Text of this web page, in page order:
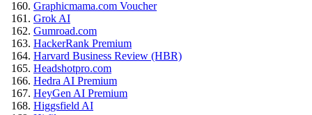
Graphicmama.com Voucher
Grok AI
Gumroad.com
HackerRank Premium
Harvard Business Review (HBR)
Headshotpro.com
Hedra AI Premium
HeyGen AI Premium
Higgsfield AI